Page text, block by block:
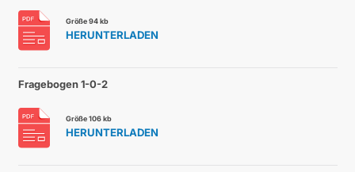
Größe 94 kb
HERUNTERLADEN
Fragebogen 1-0-2
Größe 106 kb
HERUNTERLADEN